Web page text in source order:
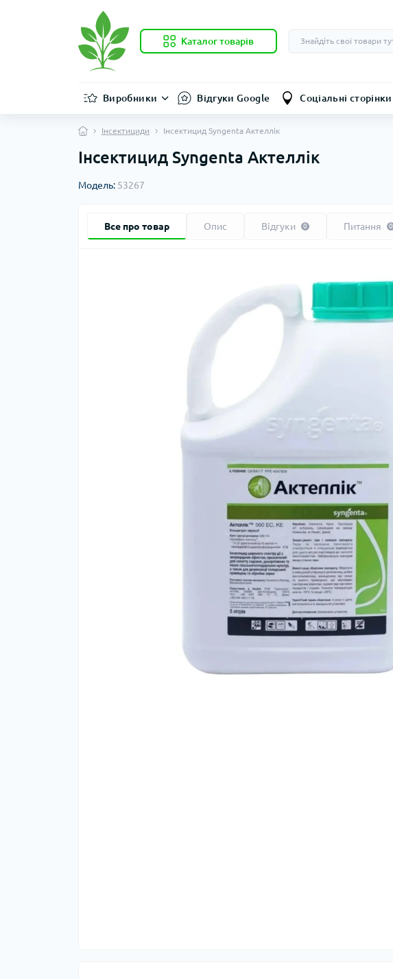
Каталог товарів
Виробники Відгуки Google Соціальні сторінки
Інсектициди Інсектицид Syngenta Актеллік
Інсектицид Syngenta Актеллік
Модель: 53267
Все про товар Опис Відгуки 0 Питання 0